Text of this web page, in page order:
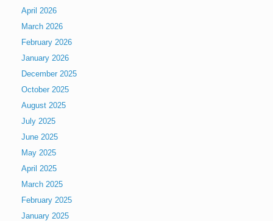
April 2026
March 2026
February 2026
January 2026
December 2025
October 2025
August 2025
July 2025
June 2025
May 2025
April 2025
March 2025
February 2025
January 2025